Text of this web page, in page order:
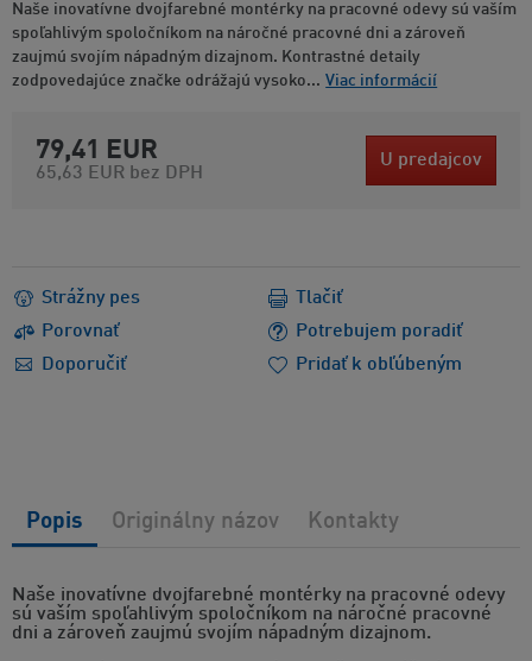
Naše inovatívne dvojfarebné montérky na pracovné odevy sú vaším
spoľahlivým spoločníkom na náročné pracovné dni a zároveň
zaujmú svojím nápadným dizajnom. Kontrastné detaily
zodpovedajúce značke odrážajú vysoko... Viac informácií
79,41 EUR
65,63 EUR bez DPH
U predajcov
Strážny pes
Porovnať
Potrebujem poradiť
Doporučiť
Tlačiť
Pridať k obľúbeným
Naše inovatívne dvojfarebné montérky na pracovné odevy
sú vaším spoľahlivým spoločníkom na náročné pracovné
dni a zároveň zaujmú svojím nápadným dizajnom.
Popis Originálny názov Kontakty